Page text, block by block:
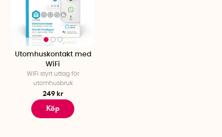
Utomhuskontakt med
WiFi
WiFi styrt uttag för
utomhusbruk
249 kr
Köp